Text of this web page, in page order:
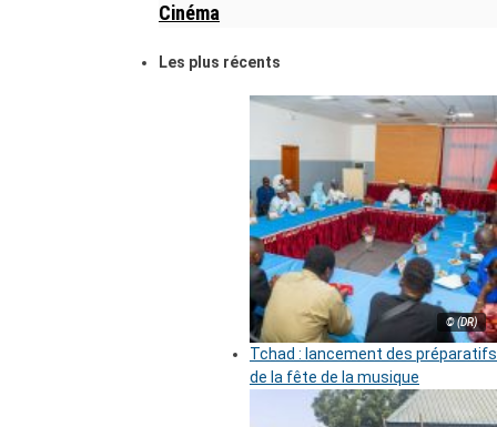
Cinéma
Les plus récents
© (DR)
Tchad : lancement des préparatifs
de la fête de la musique